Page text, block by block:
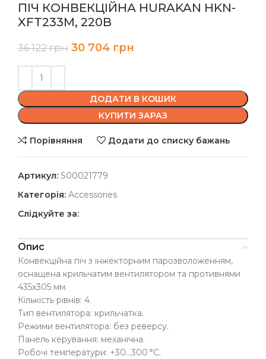
ПІЧ КОНВЕКЦІЙНА HURAKAN HKN-
XFT233M, 220В
36 122грн 30 704 грн
ДОДАТИ В КОШИК
КУПИТИ ЗАРАЗ
Порівняння Додати до списку бажань
Артикул: S00021779
Категорія: Accessories
Слідкуйте за:
Опис
Конвекційна піч з інжекторним парозволоженням,
оснащена крильчатим вентилятором та противнями
435х305 мм.
Кількість рівнів: 4.
Тип вентилятора: крильчатка.
Режими вентилятора: без реверсу.
Панель керування: механічна.
Робочі температури: +30…300 °C.